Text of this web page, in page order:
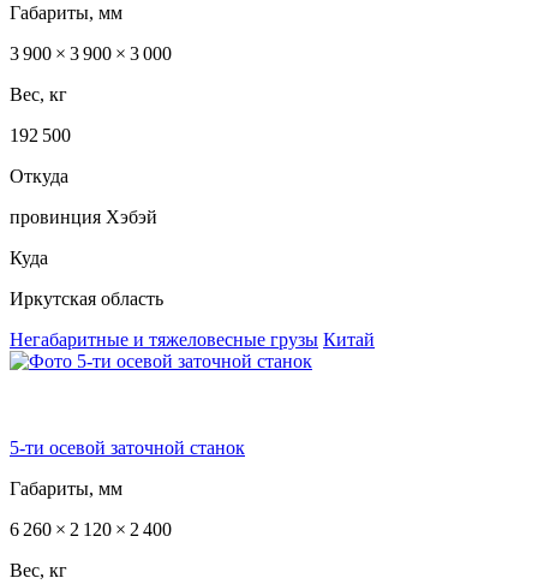
Габариты, мм
3 900 × 3 900 × 3 000
Вес, кг
192 500
Откуда
провинция Хэбэй
Куда
Иркутская область
Негабаритные и тяжеловесные грузы Китай
5-ти осевой заточной станок
Габариты, мм
6 260 × 2 120 × 2 400
Вес, кг